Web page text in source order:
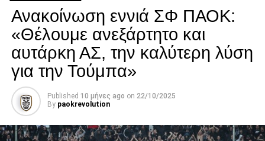
Facebook
Twitter
EmailPinterest
WhatsApp
LinkedIn
Telegram
Ανακοίνωση εννιά ΣΦ ΠΑΟΚ:
«Θέλουμε ανεξάρτητο και
αυτάρκη ΑΣ, την καλύτερη λύση
για την Τούμπα»
Published 10 μήνες ago on 22/10/2025
By paokrevolution